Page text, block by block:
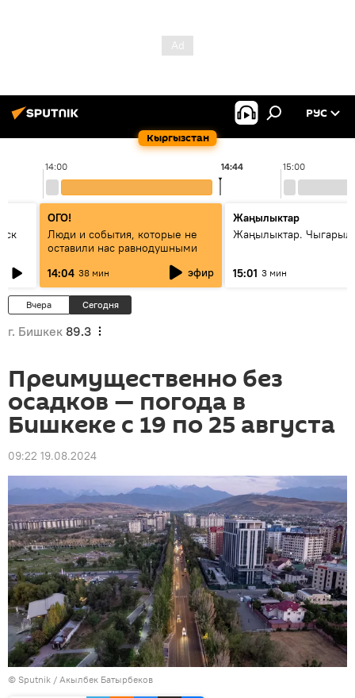
Кыргызстан
РУС
14:00 15:00
14:44
ОГО!
Люди и события, которые не
оставили нас равнодушными
14:04 38 мин эфир
Жаңылыктар
Жаңылыктар.
15:01 3 мин
Вчера Сегодня
г. Бишкек 89.3
Преимущественно без
осадков — погода в
Бишкеке с 19 по 25 августа
09:22 19.08.2024
© Sputnik / Акылбек Батырбеков